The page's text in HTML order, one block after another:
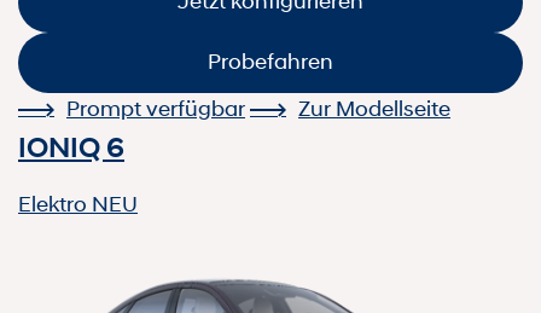
Probefahren
Prompt verfügbar
Zur Modellseite
IONIQ 6
Elektro NEU